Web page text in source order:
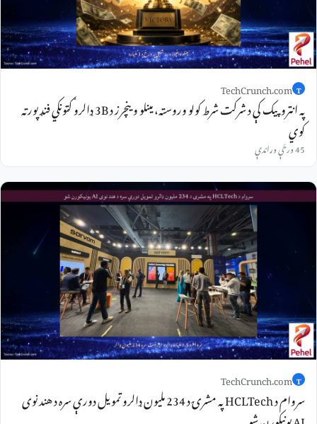
T
TechCrunch.com
په انتروپیک کې د شرکت شرط کولو وروسته، مینلو وینچرز د 3B ډالرو ګټونکي فنډ پورته
کوي
45 ورځې وړاندې
T
TechCrunch.com
سروام د HCLTech په مشرۍ د 234 ملیون ډالرو تمویل دورې سره د هند نوی